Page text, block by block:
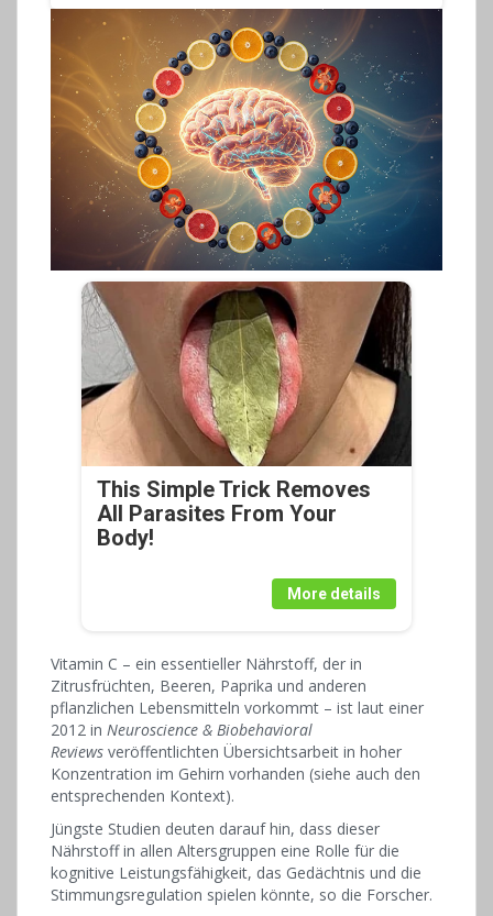
This Simple Trick Removes
All Parasites From Your
Body!
More details
Vitamin C – ein essentieller Nährstoff, der in
Zitrusfrüchten, Beeren, Paprika und anderen
pflanzlichen Lebensmitteln vorkommt – ist laut einer
2012 in Neuroscience & Biobehavioral
Reviews veröffentlichten Übersichtsarbeit in hoher
Konzentration im Gehirn vorhanden (siehe auch den
entsprechenden Kontext).
Jüngste Studien deuten darauf hin, dass dieser
Nährstoff in allen Altersgruppen eine Rolle für die
kognitive Leistungsfähigkeit, das Gedächtnis und die
Stimmungsregulation spielen könnte, so die Forscher.